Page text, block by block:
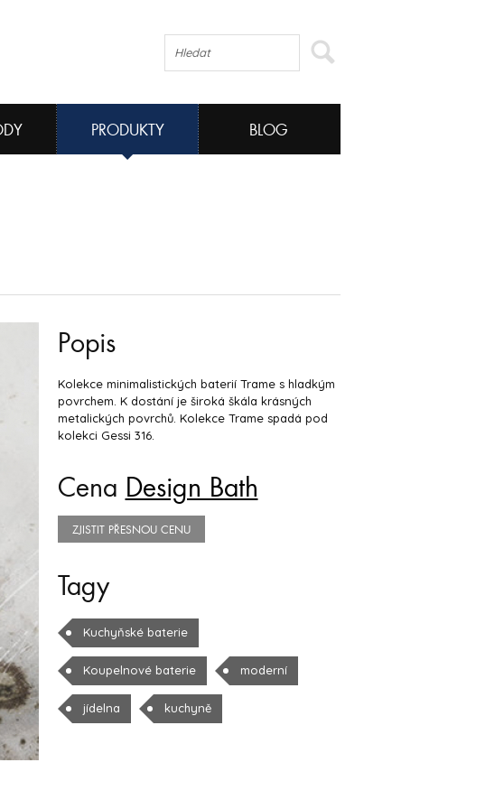
PRODUKTY BLOG
Popis
Kolekce minimalistických baterií Trame s hladkým
povrchem. K dostání je široká škála krásných
metalických povrchů. Kolekce Trame spadá pod
kolekci Gessi 316.
Cena Design Bath
ZJISTIT PŘESNOU CENU
Tagy
Kuchyňské baterie
Koupelnové baterie moderní
jídelna kuchyně